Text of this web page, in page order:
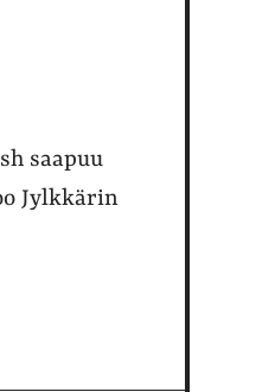
saapuu
Jylkkärin